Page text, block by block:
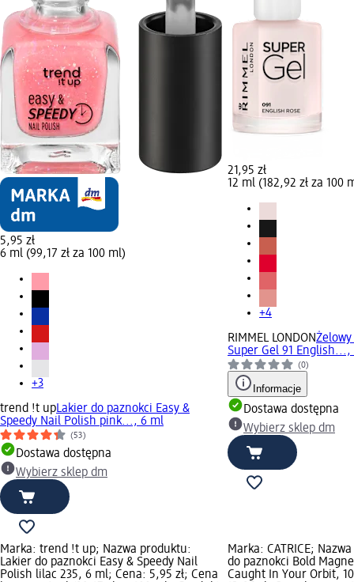
5,95 zł
6 ml (99,17 zł za 100 ml)
+3
trend !t upLakier do paznokci Easy &
Speedy Nail Polish pink..., 6 ml
(53)
Dostawa dostępna
Wybierz sklep dm
21,95 zł
12 ml (182,92 zł za 100
+4
RIMMEL LONDON
Super Gel 91 English...,
(0)
Informacje
Dostawa dostępna
Wybierz sklep dm
Marka: trend !t up; Nazwa produktu:
Lakier do paznokci Easy & Speedy Nail
Polish lilac 235, 6 ml; Cena: 5,95 zł; Cena
Marka: CATRICE;
do paznokci Bold
Caught In Your Orbit,